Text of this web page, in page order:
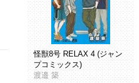
怪獣8号 RELAX 4 (ジャン
プコミックス)
渡邉 築